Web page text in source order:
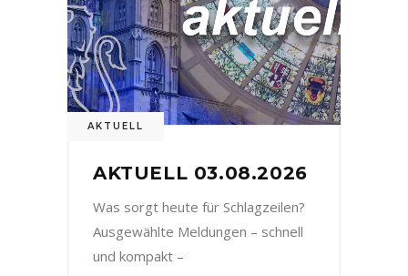
AKTUELL
AKTUELL 03.08.2026
Was sorgt heute für Schlagzeilen?
Ausgewählte Meldungen – schnell
und kompakt –